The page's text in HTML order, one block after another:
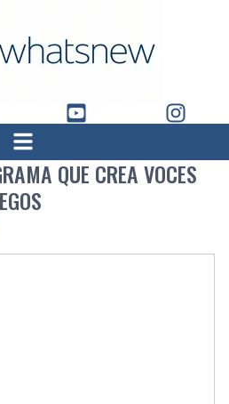
QUE CREA VOCES